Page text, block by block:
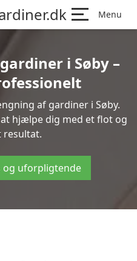
Menu
i Søby –
af gardiner i Søby.
hjælpe dig med et flot og
resultat.
og uforpligtende